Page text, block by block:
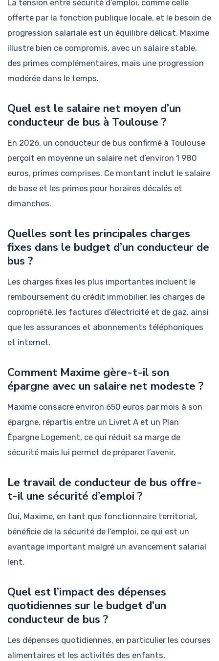
La tension entre sécurité d’emploi, comme celle
offerte par la fonction publique locale, et le besoin de
progression salariale est un équilibre délicat. Maxime
illustre bien ce compromis, avec un salaire stable,
des primes complémentaires, mais une progression
modérée dans le temps.
Quel est le salaire net moyen d’un
conducteur de bus à Toulouse ?
En 2026, un conducteur de bus confirmé à Toulouse
perçoit en moyenne un salaire net d’environ 1 980
euros, primes comprises. Ce montant inclut le salaire
de base et les primes pour horaires décalés et
dimanches.
Quelles sont les principales charges
fixes dans le budget d’un conducteur de
bus ?
Les charges fixes les plus importantes incluent le
remboursement du crédit immobilier, les charges de
copropriété, les factures d’électricité et de gaz, ainsi
que les assurances et abonnements téléphoniques
et internet.
Comment Maxime gère-t-il son
épargne avec un salaire net modeste ?
Maxime consacre environ 650 euros par mois à son
épargne, répartis entre un Livret A et un Plan
Épargne Logement, ce qui réduit sa marge de
sécurité mais lui permet de préparer l’avenir.
Le travail de conducteur de bus offre-
t-il une sécurité d’emploi ?
Oui, Maxime, en tant que fonctionnaire territorial,
bénéficie de la sécurité de l’emploi, ce qui est un
avantage important malgré un avancement salarial
lent.
Quel est l’impact des dépenses
quotidiennes sur le budget d’un
conducteur de bus ?
Les dépenses quotidiennes, en particulier les courses
alimentaires et les activités des enfants,